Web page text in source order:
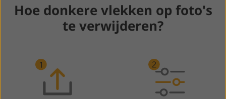
Hoe donkere vlekken op foto's
te verwijderen?